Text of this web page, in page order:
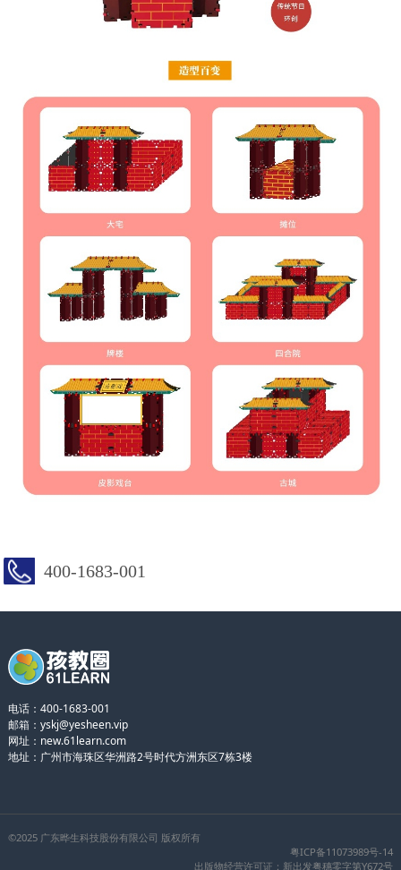
400-1683-001
电话：400-1683-001
邮箱：yskj@yesheen.vip
网址： new.61learn.com
地址：广州市海珠区华洲路2号时代方洲东区7栋3楼
©2025 广东晔生科技股份有限公司 版权所有
粤ICP备11073989号-14
出版物经营许可证：新出发粤穗零字第Y672号